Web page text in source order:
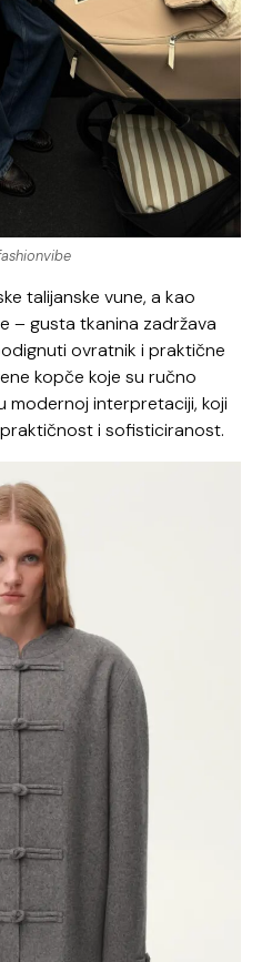
talijanske vune, a kao
– gusta tkanina zadržava
ovratnik i praktične
kopče koje su ručno
modernoj interpretaciji, koji
i sofisticiranost.